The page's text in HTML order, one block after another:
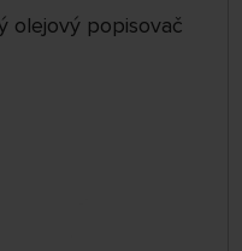
64 NA STRÁNCE
olejový popisovač